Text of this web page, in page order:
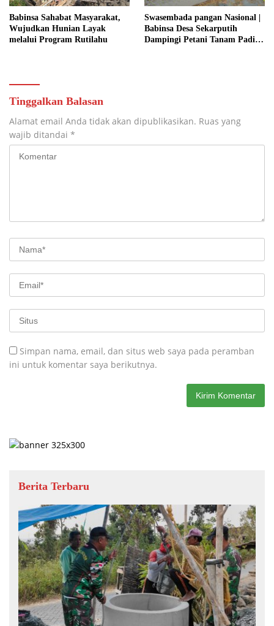
Babinsa Sahabat Masyarakat,
Wujudkan Hunian Layak
melalui Program Rutilahu
Swasembada pangan Nasional |
Babinsa Desa Sekarputih
Dampingi Petani Tanam Padi,
Tinggalkan Balasan
Alamat email Anda tidak akan dipublikasikan. Ruas yang
wajib ditandai *
Simpan nama, email, dan situs web saya pada peramban
ini untuk komentar saya berikutnya.
Berita Terbaru